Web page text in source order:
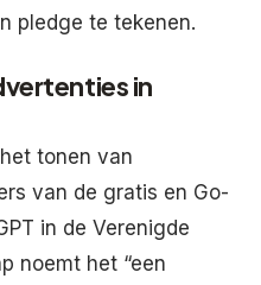
pledge te tekenen.
in
tonen van
van de gratis en Go-
in de Verenigde
noemt het “een